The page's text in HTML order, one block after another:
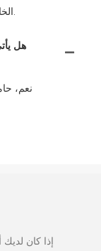
الخاصة بك، مما يساعد على منع الصدأ والتلف.
هل
نعم،
إذا كان لديك